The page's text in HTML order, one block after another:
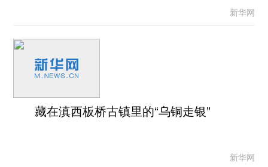
新华网
藏在滇西板桥古镇里的“乌铜走银”
新华网